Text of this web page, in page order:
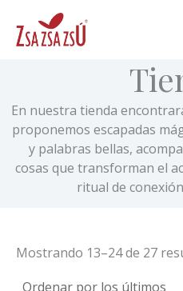
contenido
En nuestra tienda
proponemos escapadas
y palabras bellas,
cosas que transforman el
ritual de
Mostrando 13–24 de 27